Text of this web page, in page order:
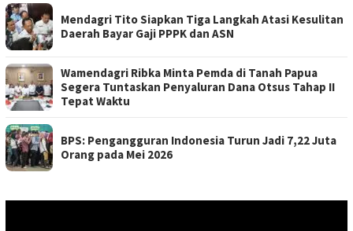
Mendagri Tito Siapkan Tiga Langkah Atasi Kesulitan
Daerah Bayar Gaji PPPK dan ASN
Wamendagri Ribka Minta Pemda di Tanah Papua
Segera Tuntaskan Penyaluran Dana Otsus Tahap II
Tepat Waktu
BPS: Pengangguran Indonesia Turun Jadi 7,22 Juta
Orang pada Mei 2026